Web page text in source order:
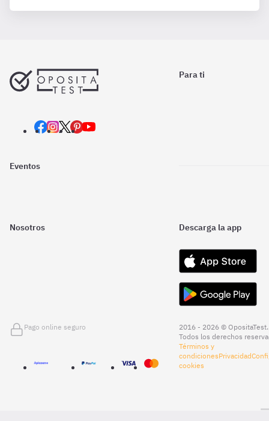
Para ti
Eventos
Nosotros Descarga la app
Pago online seguro
2016 - 2026 © OpositaTest.
Todos los derechos
Términos y
condicionesPrivacidad
cookies